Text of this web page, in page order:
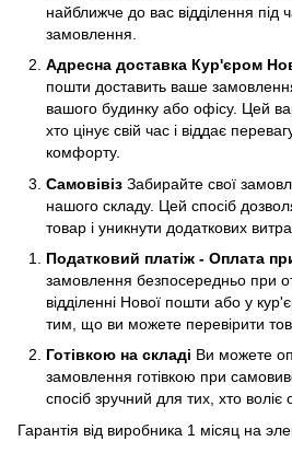
найближче до вас відділення
замовлення.
Адресна доставка Кур'єром
пошти доставить ваше
вашого будинку або офісу. Цей
хто цінує свій час і віддає
комфорту.
Самовівіз Забирайте свої
нашого складу. Цей спосіб
товар і уникнути додаткових
Податковий платіж - Оплата
замовлення безпосередньо при
відділенні Нової пошти або у
тим, що ви можете перевірити
Готівкою на складі Ви можете
замовлення готівкою при
спосіб зручний для тих, хто
Гарантія від виробника 1 місяц на